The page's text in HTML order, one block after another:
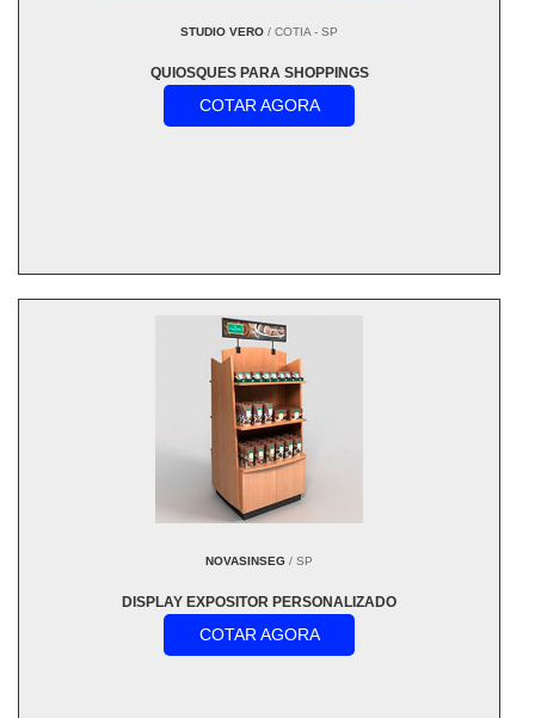
STUDIO VERO / COTIA - SP
QUIOSQUES PARA SHOPPINGS
COTAR AGORA
NOVASINSEG / SP
DISPLAY EXPOSITOR PERSONALIZADO
COTAR AGORA